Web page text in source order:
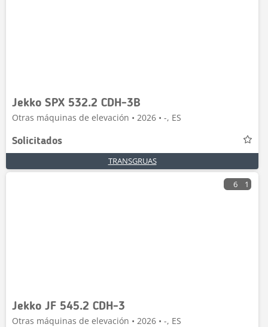
Jekko SPX 532.2 CDH-3B
Otras máquinas de elevación • 2026 • -, ES
Solicitados
TRANSGRUAS
6 1
Jekko JF 545.2 CDH-3
Otras máquinas de elevación • 2026 • -, ES